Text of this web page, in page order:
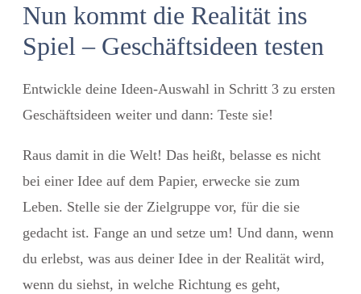
Nun kommt die Realität ins
Spiel – Geschäftsideen testen
Entwickle deine Ideen-Auswahl in Schritt 3 zu ersten
Geschäftsideen weiter und dann: Teste sie!
Raus damit in die Welt! Das heißt, belasse es nicht
bei einer Idee auf dem Papier, erwecke sie zum
Leben. Stelle sie der Zielgruppe vor, für die sie
gedacht ist. Fange an und setze um! Und dann, wenn
du erlebst, was aus deiner Idee in der Realität wird,
wenn du siehst, in welche Richtung es geht,